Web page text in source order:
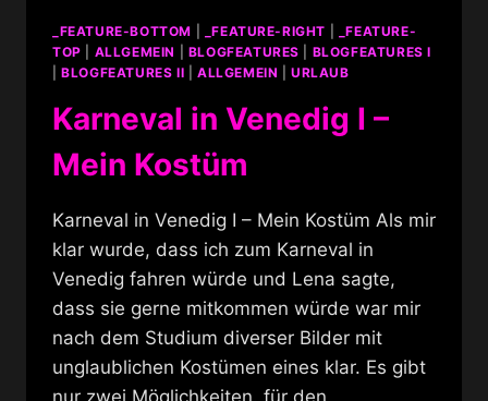
KOSTÜME
UND
LUSTWANDELN
DEM
MARKUSPLATZ
_FEATURE-BOTTOM _FEATURE-RIGHT
_FEATURE-
TOP
ALLGEMEIN BLOGFEATURES
BLOGFEATURES I
|BLOGFEATURES II ALLGEMEIN |URLAUB
Karneval in Venedig I –
Mein Kostüm
Karneval in Venedig I – Mein Kostüm Als mir
klar wurde, dass ich zum Karneval in
Venedig fahren würde und Lena sagte,
dass sie gerne mitkommen würde war mir
nach dem Studium diverser Bilder mit
unglaublichen Kostümen eines klar. Es gibt